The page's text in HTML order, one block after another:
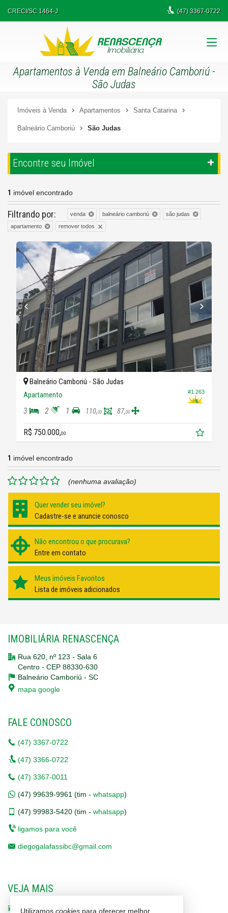
CRECI/SC 1464-J (47)3367-0722
Apartamentos à Venda em Balneário Camboriú -
São Judas
Imóveis à Venda Apartamentos Santa Catarina
Balneário Camboriú São Judas
Encontre seu Imóvel
1 imóvel encontrado
Filtrando por: venda balneário camboriú
são judas
apartamento
remover todos
#1.263
Balneário Camboriú - São Judas
Apartamento
3 2 1 110,00 87,00
R$ 750.000,00
1 imóvel encontrado
(nenhuma avaliação)
Quer vender seu imóvel?
Cadastre-se e anuncie conosco
Não encontrou o que procurava?
Entre em contato
Meus imóveis Favoritos
Lista de imóveis adicionados
IMOBILIÁRIA RENASCENÇA
Rua 620, nº 123 - Sala 6
Centro - CEP 88330-630
Balneário Camboriú - SC
mapa google
FALE CONOSCO
(47) 3367-0722
(47) 3366-0722
(47) 3367-0011
(47) 99639-9961 (tim - whatsapp)
(47) 99983-5420 (tim - whatsapp)
ligamos para você
diegogalafassibc@gmail.com
VEJA MAIS
receba nosso newsletter
Utilizamos cookies para oferecer melhor